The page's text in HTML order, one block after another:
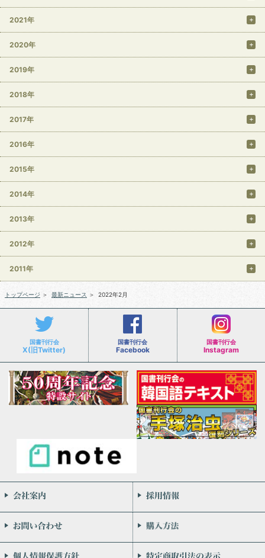
2021年
2020年
2019年
2018年
2017年
2016年
2015年
2014年
2013年
2012年
2011年
トップページ ＞ 最新ニュース ＞ 2022年2月
国書刊行会
X(旧Twitter)
国書刊行会
Facebook
国書刊行会
Instagram
会社案内
お問い合わせ
個人情報保護方針